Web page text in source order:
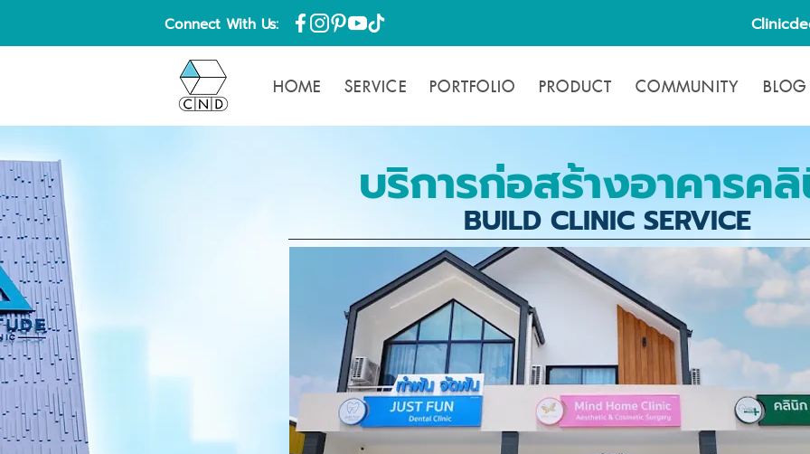
Connect With Us:
HOME SERVICE PORTFOLIO PRODUCT COMMUNITY BLOG
บริการก่อสร้างอาคารค
BUILD CLINIC SERVICE